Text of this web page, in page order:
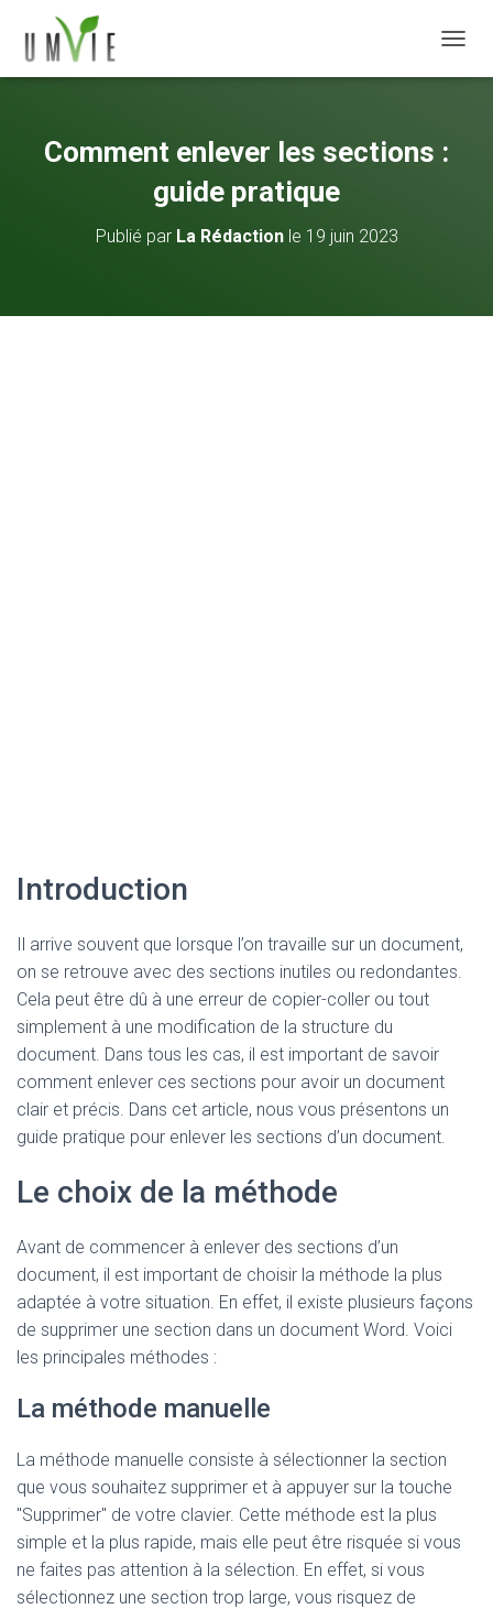
Comment enlever les sections :
guide pratique
Publié par La Rédactionle 19 juin 2023
Introduction
Il arrive souvent que lorsque l’on travaille sur un document,
on se retrouve avec des sections inutiles ou redondantes.
Cela peut être dû à une erreur de copier-coller ou tout
simplement à une modification de la structure du
document. Dans tous les cas, il est important de savoir
comment enlever ces sections pour avoir un document
clair et précis. Dans cet article, nous vous présentons un
guide pratique pour enlever les sections d’un document.
Le choix de la méthode
Avant de commencer à enlever des sections d’un
document, il est important de choisir la méthode la plus
adaptée à votre situation. En effet, il existe plusieurs façons
de supprimer une section dans un document Word. Voici
les principales méthodes :
La méthode manuelle
La méthode manuelle consiste à sélectionner la section
que vous souhaitez supprimer et à appuyer sur la touche
"Supprimer" de votre clavier. Cette méthode est la plus
simple et la plus rapide, mais elle peut être risquée si vous
ne faites pas attention à la sélection. En effet, si vous
sélectionnez une section trop large, vous risquez de